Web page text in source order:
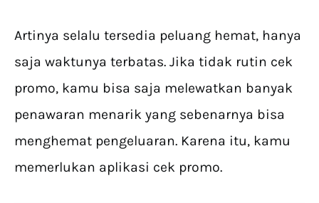
Artinya selalu tersedia peluang hemat, hanya
saja waktunya terbatas. Jika tidak rutin cek
promo, kamu bisa saja melewatkan banyak
penawaran menarik yang sebenarnya bisa
menghemat pengeluaran. Karena itu, kamu
memerlukan aplikasi cek promo.